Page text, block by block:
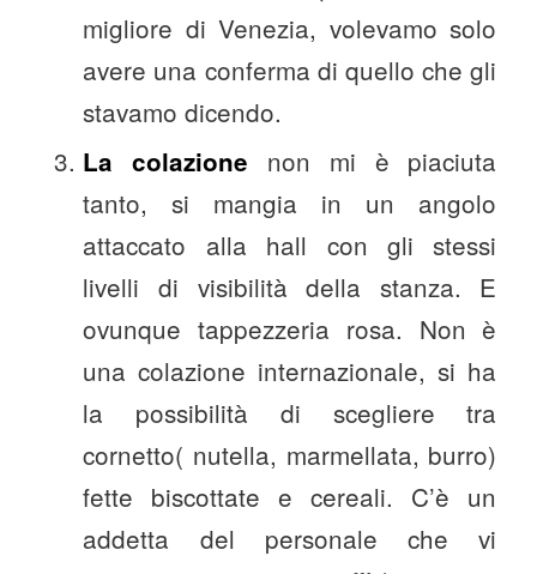
migliore di Venezia, volevamo solo
avere una conferma di quello che gli
stavamo dicendo.
La colazione non mi è piaciuta
tanto, si mangia in un angolo
attaccato alla hall con gli stessi
livelli di visibilità della stanza. E
ovunque tappezzeria rosa. Non è
una colazione internazionale, si ha
la possibilità di scegliere tra
cornetto( nutella, marmellata, burro)
fette biscottate e cereali. C’è un
addetta del personale che vi